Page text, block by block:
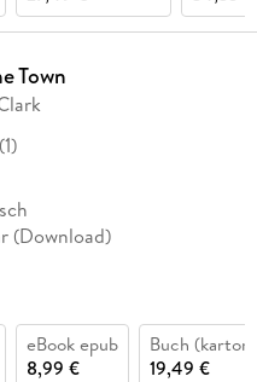
Town
(1)
(Download)
eBook epub
8,99 €
Buch
19,49 €